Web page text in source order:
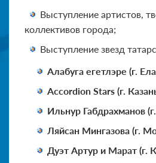
Выступление артистов,
коллективов города;
Выступление звезд
Алабуга егетлэре (г.
Accordion Stars (г.
Ильнур Габдрахманов
Ляйсан Мингазова (г.
Дуэт Артур и Марат (г.